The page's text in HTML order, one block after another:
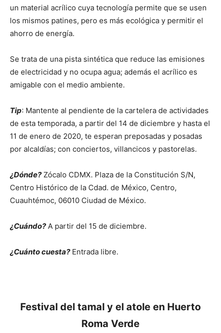
un material acrílico cuya tecnología permite que se usen
los mismos patines, pero es más ecológica y permitir el
ahorro de energía.
Se trata de una pista sintética que reduce las emisiones
de electricidad y no ocupa agua; además el acrílico es
amigable con el medio ambiente.
Tip: Mantente al pendiente de la cartelera de actividades
de esta temporada, a partir del 14 de diciembre y hasta el
11 de enero de 2020, te esperan preposadas y posadas
por alcaldías; con conciertos, villancicos y pastorelas.
¿Dónde?Zócalo CDMX. Plaza de la Constitución S/N,
Centro Histórico de la Cdad. de México, Centro,
Cuauhtémoc, 06010 Ciudad de México.
¿Cuándo?A partir del 15 de diciembre.
¿Cuánto cuesta?Entrada libre.
Festival del tamal y el atole en Huerto
Roma Verde